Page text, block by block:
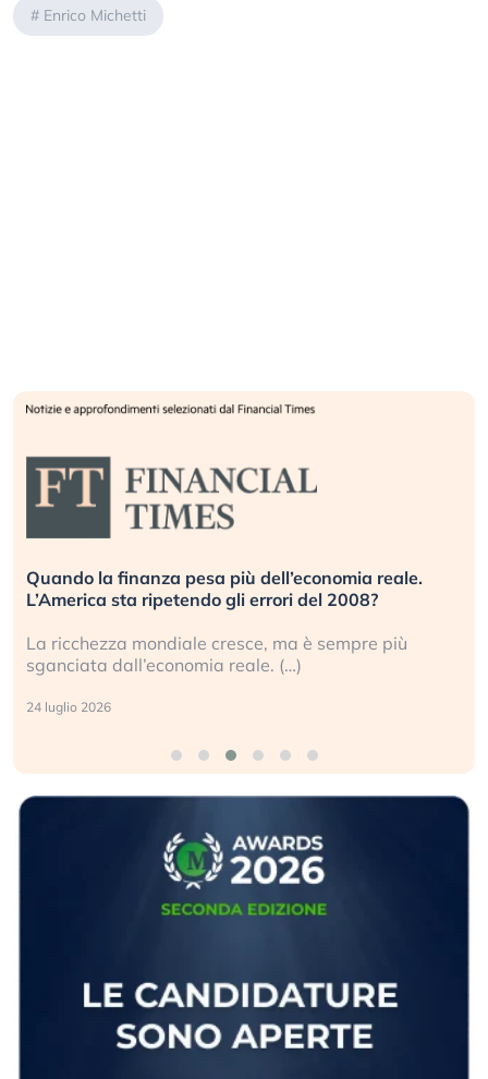
# Enrico Michetti
Quando la finanza pesa più dell’economia reale.
L’America sta ripetendo gli errori del 2008?
La ricchezza mondiale cresce, ma è sempre più
sganciata dall’economia reale. (…)
24 luglio 2026